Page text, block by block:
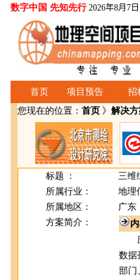
数字中国 先知先行 2026年8月7
首页 项目预告 招
您现在的位置： 首页 》 解决
标题 ：
三维
所属行业：
地理
所属地区：
广东
方案简介：
应
数据
部门